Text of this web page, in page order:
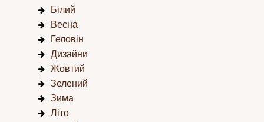
Білий
Весна
Геловін
Дизайни
Жовтий
Зелений
Зима
Літо